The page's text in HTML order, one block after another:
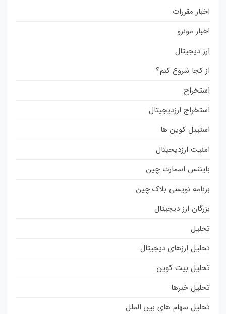
اخبار مقررات
اخبار مونرو
ارز دیجیتال
از کجا شروع کنم؟
استخراج
استخراج ارزدیجیتال
استیبل کوین ها
امنیت ارزدیجیتال
بایننس اسمارت چین
برنامه نویسی بلاک چین
بزرگان ارز دیجیتال
تحلیل
تحلیل ارزهای دیجیتال
تحلیل بیت کوین
تحلیل خبرها
تحلیل سهام های بین الملل